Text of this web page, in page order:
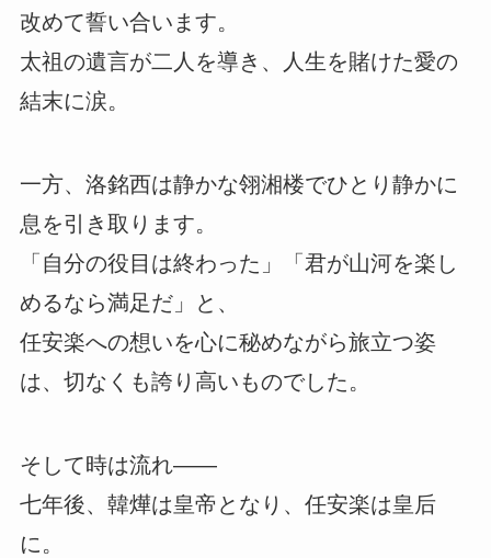
改めて誓い合います。
太祖の遺言が二人を導き、人生を賭けた愛の
結末に涙。
一方、洛銘西は静かな翎湘楼でひとり静かに
息を引き取ります。
「自分の役目は終わった」「君が山河を楽し
めるなら満足だ」と、
任安楽への想いを心に秘めながら旅立つ姿
は、切なくも誇り高いものでした。
そして時は流れ――
七年後、韓燁は皇帝となり、任安楽は皇后
に。